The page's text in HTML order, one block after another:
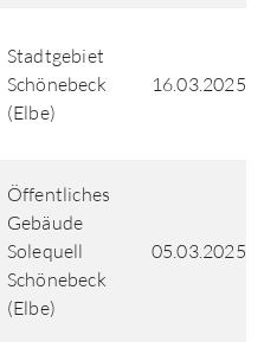
Stadtgebiet
Schönebeck
(Elbe)
16.03.2025
Öffentliches
Gebäude
Solequell
Schönebeck
(Elbe)
05.03.2025